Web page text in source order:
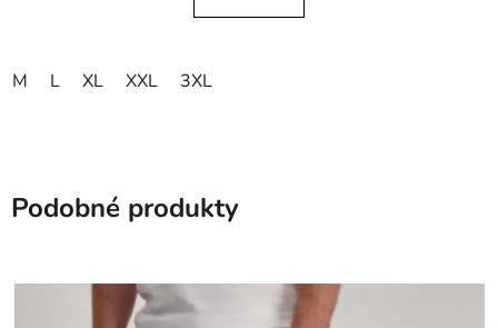
M L XL XXL 3XL
Podobné produkty